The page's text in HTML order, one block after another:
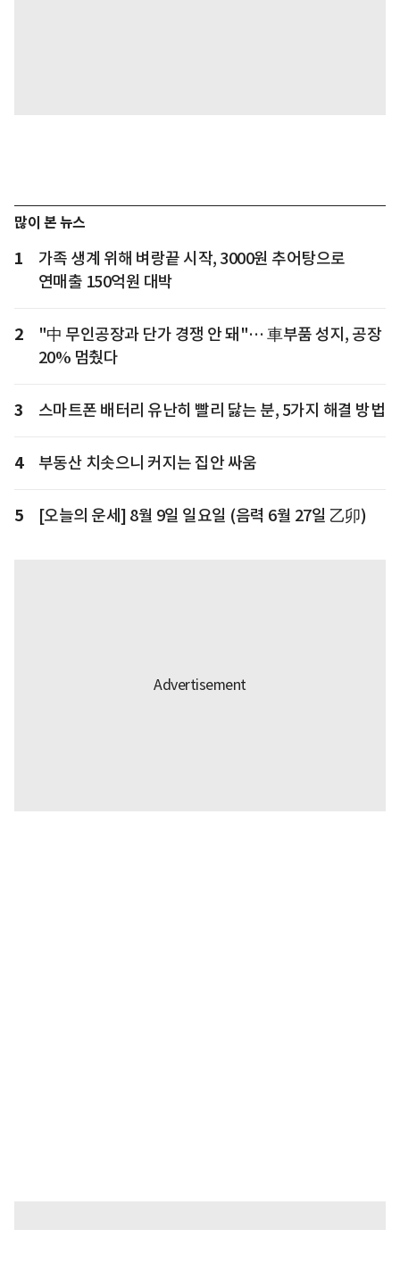
많이 본 뉴스
1
가족 생계 위해 벼랑끝 시작, 3000원 추어탕으로
연매출 150억원 대박
2
"中 무인공장과 단가 경쟁 안 돼"… 車부품 성지, 공장
20% 멈췄다
3 스마트폰 배터리 유난히 빨리 닳는 분, 5가지 해결 방법
4 부동산 치솟으니 커지는 집안 싸움
5 [오늘의 운세] 8월 9일 일요일 (음력 6월 27일 乙卯)